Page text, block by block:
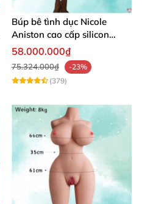
Búp bê tình dục Nicole
Aniston cao cấp silicon
mềm mại giá tốt
58.000.000₫
75.324.000₫
-23%
(379)